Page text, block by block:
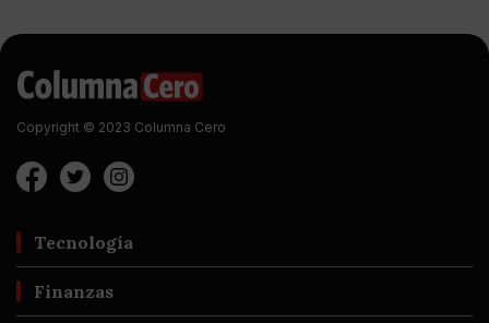
Copyright © 2023 Columna Cero
Tecnología
Finanzas